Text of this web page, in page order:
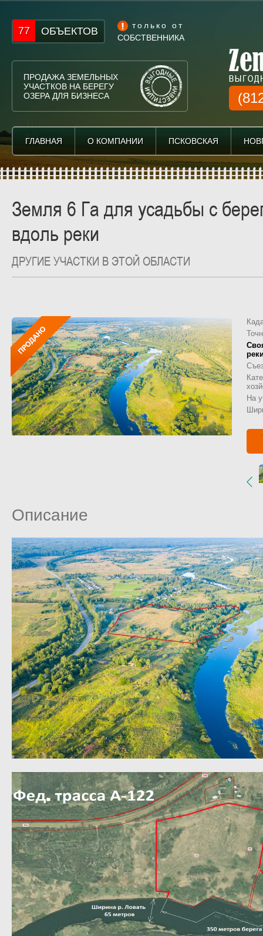
77 ОБЪЕКТОВ
только от
СОБСТВЕННИКА
ПРОДАЖА ЗЕМЕЛЬНЫХ
УЧАСТКОВ НА БЕРЕГУ
ОЗЕРА ДЛЯ БИЗНЕСА
ГЛАВНАЯ О КОМПАНИИ ПСКОВСКАЯ
ГЛАВНАЯ О КОМПАНИИ ПСКОВСКАЯ
Земля 6 Га для усадьбы с
вдоль реки
ДРУГИЕ УЧАСТКИ В ЭТОЙ ОБЛАСТИ
На
Описание